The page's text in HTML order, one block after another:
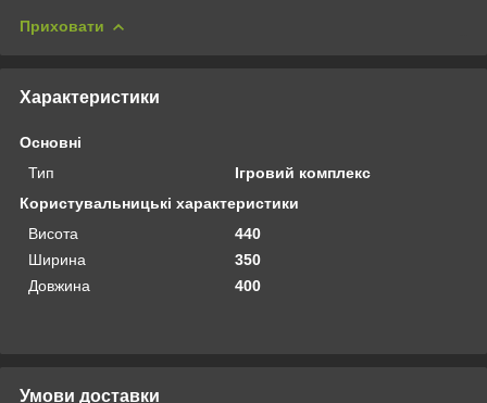
Приховати
Характеристики
Основні
Тип
Ігровий комплекс
Користувальницькі характеристики
Висота
440
Ширина
350
Довжина
400
Умови доставки